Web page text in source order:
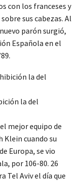
con los franceses y
sus cabezas. Al
parón surgió,
Española en el
la del
mejor equipo de
Klein cuando su
Europa, se vio
por 106-80. 26
Tel Aviv el día que